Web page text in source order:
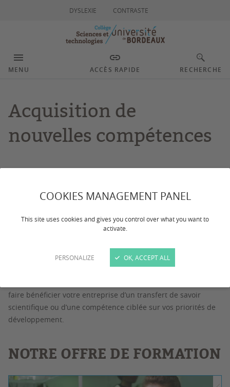
COOKIES MANAGEMENT PANEL
This site uses cookies and gives you control over what you want to
activate.
PERSONALIZE OK, ACCEPT ALL
DYSLEXIE CONTRASTE
MENU ACCÈS RAPIDE RECHERCHE
Acquisition de
nouvelles compétences
A l’Université de Bordeaux nous attachons une très grande
importance à l
’articulation de nos formations avec les
et avec la recherche d’excellence
Que ce soit pour accompagner l'évolution d'un produit, d'un
faire bénéficier votre entreprise d’un transfert de savoir
scientifique ou d’une compétence ciblée sur vos priorités de
développement.
NOTRE OFFRE DE FORMATION